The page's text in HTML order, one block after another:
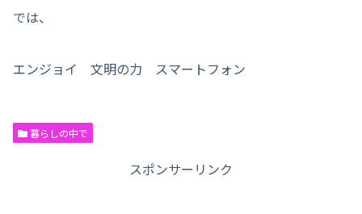
では、
エンジョイ 文明の力 スマートフォン
暮らしの中で
スポンサーリンク